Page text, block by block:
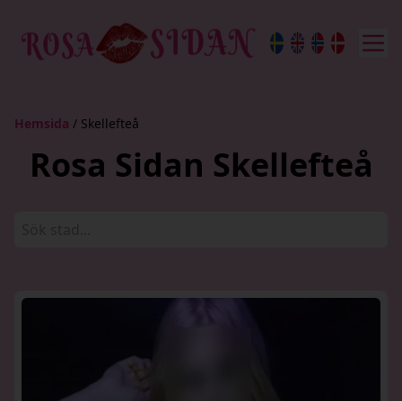
Hemsida / Skellefteå
Rosa Sidan Skellefteå